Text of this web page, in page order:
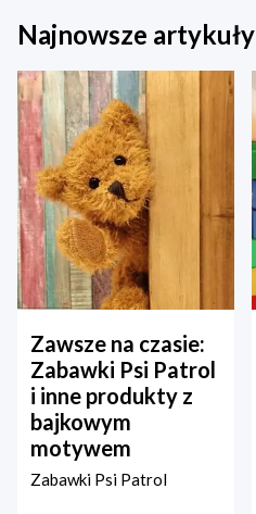
Najnowsze artykuły
Zawsze na czasie:
Zabawki Psi Patrol
i inne produkty z
bajkowym
motywem
Zabawki Psi Patrol